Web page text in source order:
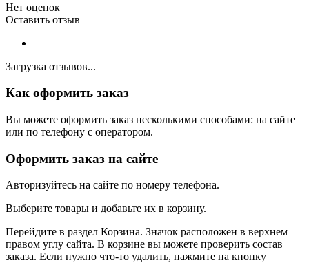
Нет оценок
Оставить отзыв
Загрузка отзывов...
Как оформить заказ
Вы можете оформить заказ несколькими способами: на сайте
или по телефону с оператором.
Оформить заказ на сайте
Авторизуйтесь на сайте по номеру телефона.
Выберите товары и добавьте их в корзину.
Перейдите в раздел Корзина. Значок расположен в верхнем
правом углу сайта. В корзине вы можете проверить состав
заказа. Если нужно что-то удалить, нажмите на кнопку